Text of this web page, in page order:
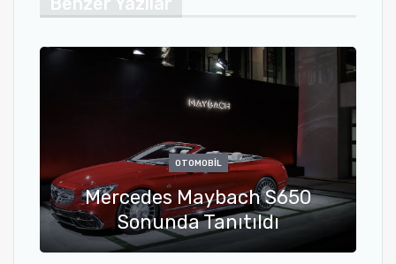
OTOMOBIL
Mercedes Maybach S650
Sonunda Tanıtıldı